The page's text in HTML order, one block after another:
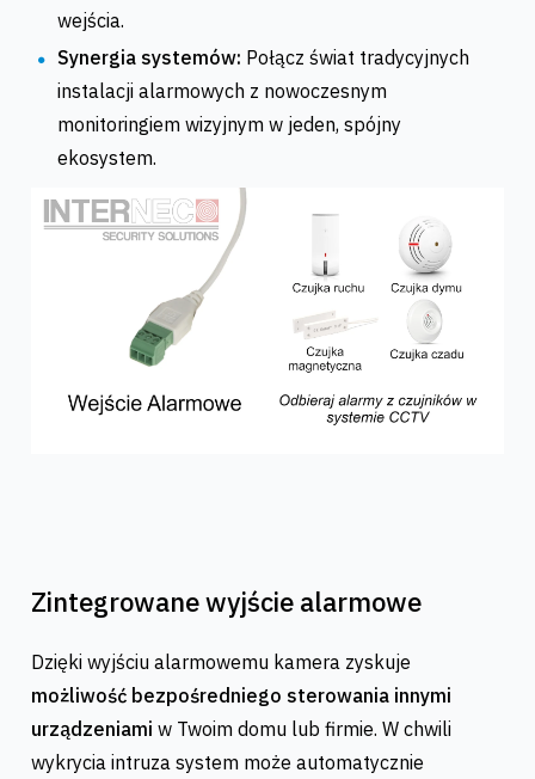
wejścia.
Synergia systemów: Połącz świat tradycyjnych
instalacji alarmowych z nowoczesnym
monitoringiem wizyjnym w jeden, spójny
ekosystem.
Zintegrowane wyjście alarmowe
Dzięki wyjściu alarmowemu kamera zyskuje
możliwość bezpośredniego sterowania innymi
urządzeniami w Twoim domu lub firmie. W chwili
wykrycia intruza system może automatycznie